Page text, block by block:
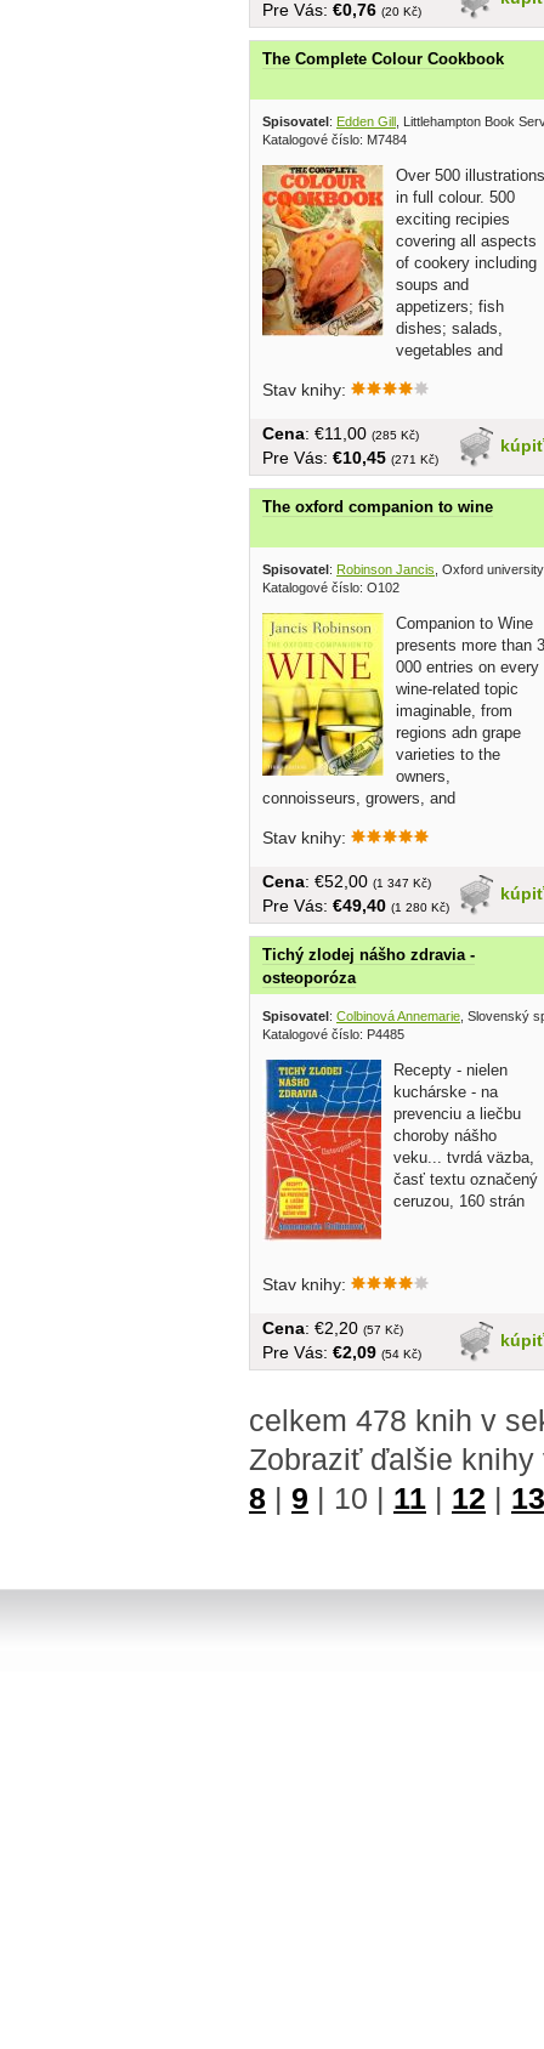
Pre Vás: €0,76 (20 Kč)
The Complete Colour Cookbook
Spisovatel: Edden Gill , Littlehampton Book
Katalogové číslo: M7484
Over 500 illustrations
in full colour. 500
exciting recipies
covering all aspects
of cookery including
soups and
appetizers; fish
dishes; salads,
vegetables and
Stav knihy:
kúpiť
Cena: €11,00 (285 Kč)
Pre Vás: €10,45 (271 Kč)
The oxford companion to wine
Spisovatel: Robinson Jancis , Oxford
Katalogové číslo: O102
Companion to Wine
presents more than 3
000 entries on every
wine-related topic
imaginable, from
regions adn grape
varieties to the
owners,
connoisseurs, growers, and
Stav knihy:
kúpiť
Cena: €52,00 (1 347 Kč)
Pre Vás: €49,40 (1 280 Kč)
Tichý zlodej nášho zdravia -
osteoporóza
Spisovatel : Colbinová Annemarie , Slovenský
Katalogové číslo: P4485
Recepty - nielen
kuchárske - na
prevenciu a liečbu
choroby nášho
veku... tvrdá väzba,
časť textu označený
ceruzou, 160 strán
Stav knihy:
kúpiť
Cena: €2,20 (57 Kč)
Pre Vás: €2,09 (54 Kč)
celkem 478 knih v
Zobraziť ďalšie
8 | 9 | 10 | 11 | 12 | 13